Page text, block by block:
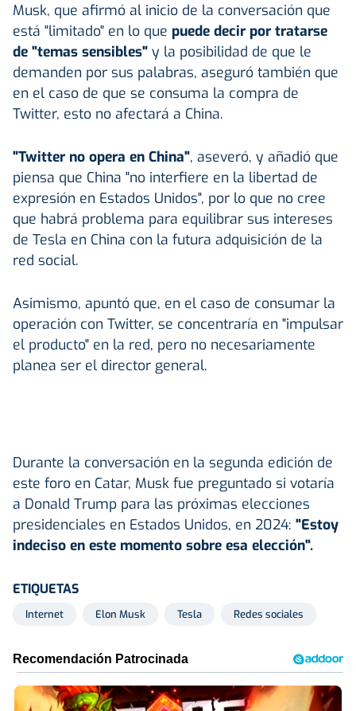
Musk, que afirmó al inicio de la conversación que
está "limitado" en lo que puede decir por tratarse
de "temas sensibles" y la posibilidad de que le
demanden por sus palabras, aseguró también que
en el caso de que se consuma la compra de
Twitter, esto no afectará a China.
"Twitter no opera en China", aseveró, y añadió que
piensa que China "no interfiere en la libertad de
expresión en Estados Unidos", por lo que no cree
que habrá problema para equilibrar sus intereses
de Tesla en China con la futura adquisición de la
red social.
Asimismo, apuntó que, en el caso de consumar la
operación con Twitter, se concentraría en "impulsar
el producto" en la red, pero no necesariamente
planea ser el director general.
Durante la conversación en la segunda edición de
este foro en Catar, Musk fue preguntado si votaría
a Donald Trump para las próximas elecciones
presidenciales en Estados Unidos, en 2024: "Estoy
indeciso en este momento sobre esa elección".
ETIQUETAS
Internet Elon Musk Tesla Redes sociales